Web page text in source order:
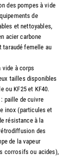
des pompes à vide
de
et nettoyables,
acier carbone
taraudé femelle au
vide à corps
tailles disponibles
ou KF25 et KF40.
paille de cuivre
inox (particules et
résistance à la
des
de la vapeur
corrosifs ou acides),